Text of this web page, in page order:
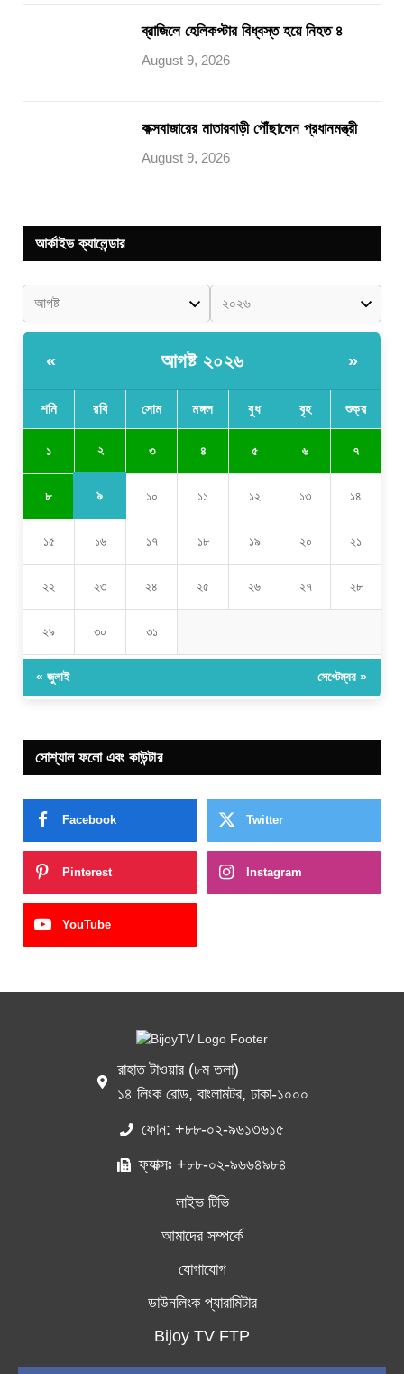
ব্রাজিলে হেলিকপ্টার বিধ্বস্ত হয়ে নিহত ৪
August 9, 2026
কক্সবাজারের মাতারবাড়ী পৌঁছালেন প্রধানমন্ত্রী
August 9, 2026
আর্কাইভ ক্যালেন্ডার
« আগষ্ট ২০২৬ »
শনি রবি সোম মঙ্গল বুধ বৃহ শুক্র
১ ২ ৩ ৪ ৫ ৬ ৭
৮ ৯ ১০ ১১ ১২ ১৩ ১৪
১৫ ১৬ ১৭ ১৮ ১৯ ২০ ২১
২২ ২৩ ২৪ ২৫ ২৬ ২৭ ২৮
২৯ ৩০ ৩১
« জুলাই সেপ্টেম্বর »
সোশ্যাল ফলো এবং কাউন্টার
Facebook Twitter
Pinterest Instagram
YouTube
রাহাত টাওয়ার (৮ম তলা)
১৪ লিংক রোড, বাংলামটর, ঢাকা-১০০০
ফোন: +৮৮-০২-৯৬১৩৬১৫
ফ্যাক্সঃ +৮৮-০২-৯৬৬৪৯৮৪
লাইভ টিভি
আমাদের সম্পর্কে
যোগাযোগ
ডাউনলিংক প্যারামিটার
Bijoy TV FTP